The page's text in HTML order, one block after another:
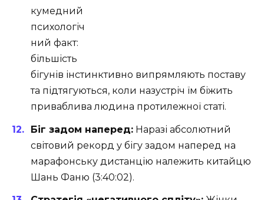
кумедний
психологіч
ний факт:
більшість
бігунів інстинктивно випрямляють поставу
та підтягуються, коли назустріч їм біжить
приваблива людина протилежної статі.
Біг задом наперед: Наразі абсолютний
світовий рекорд у бігу задом наперед на
марафонську дистанцію належить китайцю
Шань Фаню (3:40:02).